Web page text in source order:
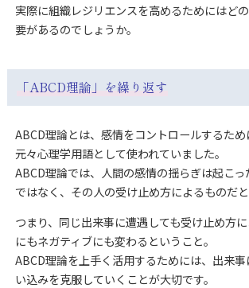
実際に組織レジリエンスを高めるためにはど
要があるのでしょうか。
「ABCD理論」を繰り返す
ABCD理論とは、感情をコントロールするた
元々心理学用語として使われていました。
ABCD理論では、人間の感情の揺らぎは起こ
ではなく、その人の受け止め方によるものだと
つまり、同じ出来事に遭遇しても受け止め方
にもネガティブにも変わるということ。
ABCD理論を上手く活用するためには、出来
い込みを克服していくことが大切です。